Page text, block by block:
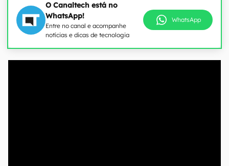
O Canaltech está no
WhatsApp!
Entre no canal e acompanhe
notícias e dicas de tecnologia
WhatsApp